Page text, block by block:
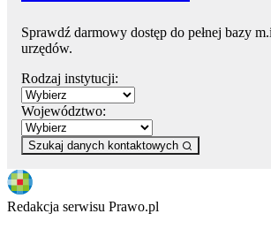
Sprawdź darmowy dostęp do pełnej bazy
urzędów.
Rodzaj instytucji:
Województwo:
Szukaj danych kontaktowych
Redakcja serwisu Prawo.pl